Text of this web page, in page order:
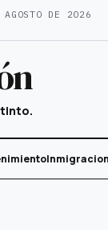
DE 2026
Inmigracion